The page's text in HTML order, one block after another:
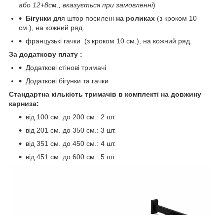
або 12+8см., вказується при замовленні)
Бігунки для штор посилені на роликах (з кроком 10
см.), на кожний ряд.
французькі гачки (з кроком 10 см.), на кожний ряд.
За додаткову плату :
Додаткові стінові тримачі
Додаткові бігунки та гачки
Стандартна кількість тримачів в комплекті на довжину
карниза:
від 100 см. до 200 см.: 2 шт.
від 201 см. до 350 см.: 3 шт.
від 351 см. до 450 см.: 4 шт.
від 451 см. до 600 см.: 5 шт.